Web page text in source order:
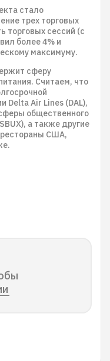
стало
трех торговых
торговых сессий (с
более 4% и
максимуму.
сферу
Считаем, что
Delta Air Lines (DAL),
общественного
а также другие
США,